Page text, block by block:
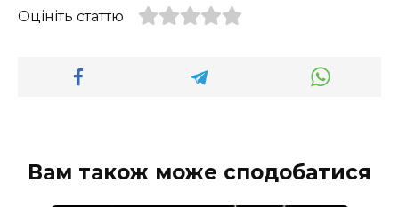
Оцініть статтю
Вам також може сподобатися